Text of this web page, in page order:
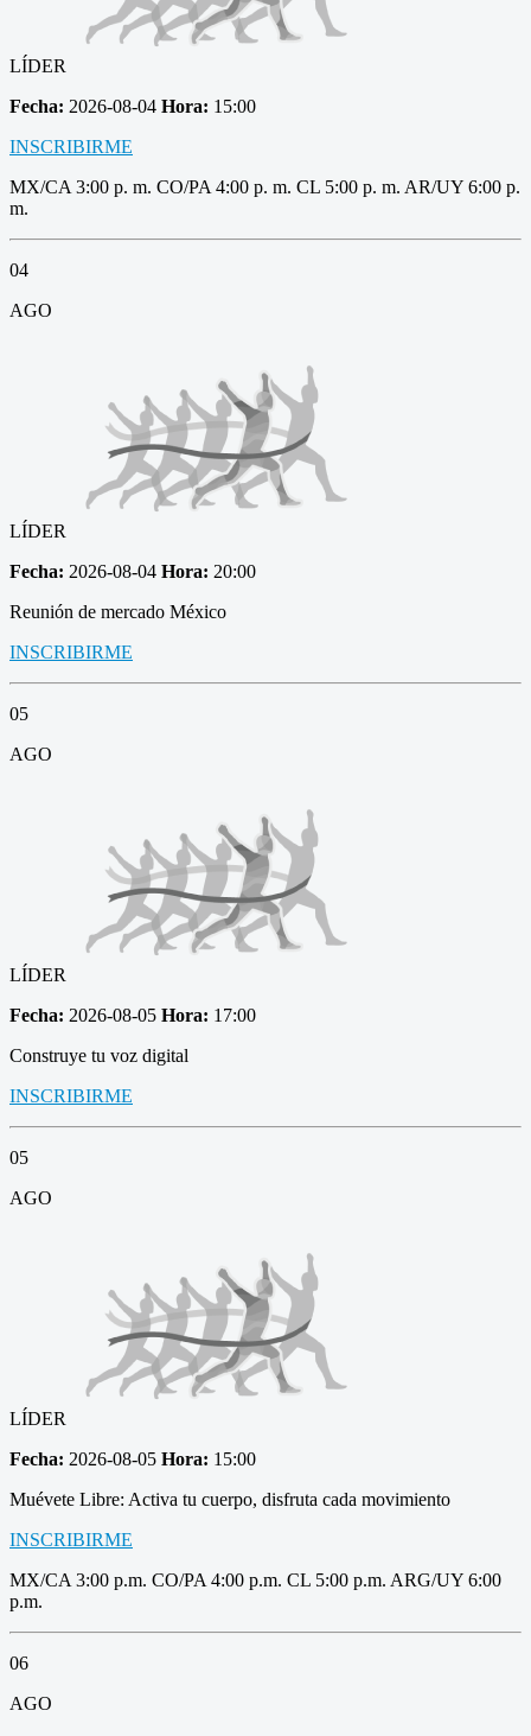
LÍDER
Fecha: 2026-08-04 Hora: 15:00
INSCRIBIRME
MX/CA 3:00 p. m. CO/PA 4:00 p. m. CL 5:00 p. m. AR/UY 6:00 p.
m.
04
AGO
LÍDER
Fecha: 2026-08-04 Hora: 20:00
Reunión de mercado México
INSCRIBIRME
05
AGO
LÍDER
Fecha: 2026-08-05 Hora: 17:00
Construye tu voz digital
INSCRIBIRME
05
AGO
LÍDER
Fecha: 2026-08-05 Hora: 15:00
Muévete Libre: Activa tu cuerpo, disfruta cada movimiento
INSCRIBIRME
MX/CA 3:00 p.m. CO/PA 4:00 p.m. CL 5:00 p.m. ARG/UY 6:00
p.m.
06
AGO